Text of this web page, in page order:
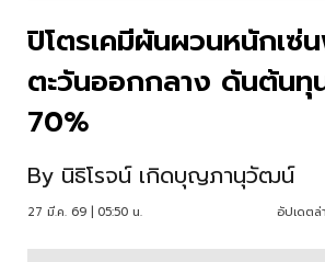
ปิโตรเคมีผันผวนหนักเซ่
ตะวันออกกลาง ดันต้น
70%
By นิธิโรจน์ เกิดบุญภานุวัฒน์
27 มี.ค. 69 | 05:50 น. อัปเดตล่